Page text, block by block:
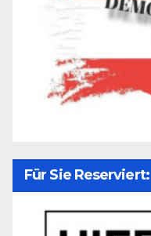
Für Sie Reserviert: